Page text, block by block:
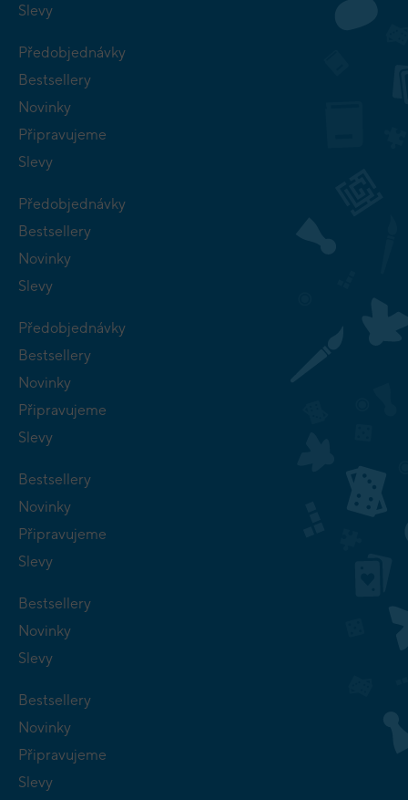
Slevy
Předobjednávky
Bestsellery
Novinky
Připravujeme
Slevy
Předobjednávky
Bestsellery
Novinky
Slevy
Předobjednávky
Bestsellery
Novinky
Připravujeme
Slevy
Bestsellery
Novinky
Připravujeme
Slevy
Bestsellery
Novinky
Slevy
Bestsellery
Novinky
Připravujeme
Slevy